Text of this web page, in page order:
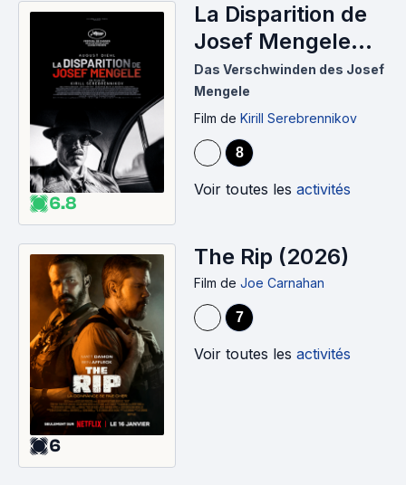
6.8
La Disparition de
Josef Mengele
(2025)
Das Verschwinden des Josef
Mengele
Film de Kirill Serebrennikov
8
Voir toutes les activités
6
The Rip (2026)
Film de Joe Carnahan
7
Voir toutes les activités